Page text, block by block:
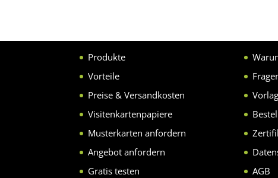
Produkte
Vorteile
Preise & Versandkosten
Visitenkartenpapiere
Musterkarten anfordern
Angebot anfordern
Gratis testen
AGB